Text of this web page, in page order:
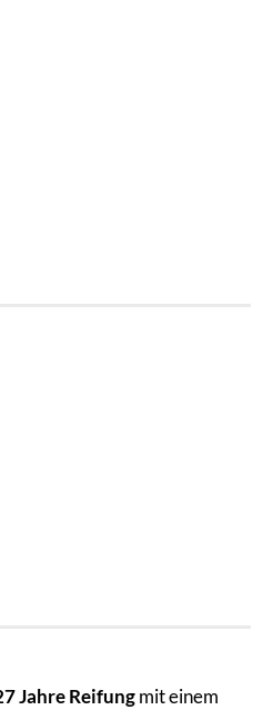
Jahre Reifungmit einem